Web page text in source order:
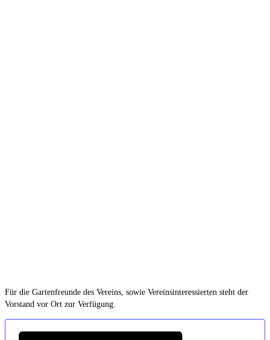
Für die Gartenfreunde des Vereins, sowie Vereinsinteressierten steht der
Vorstand vor Ort zur Verfügung.